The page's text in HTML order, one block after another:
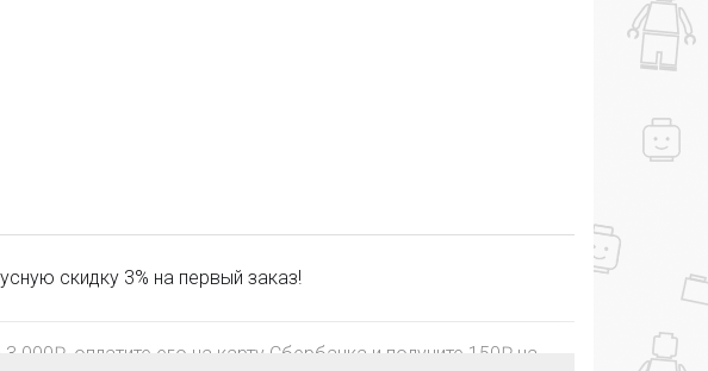
скидку 3% на первый заказ!
000₽, оплатите его на карту Сбербанка и получите 150₽ на